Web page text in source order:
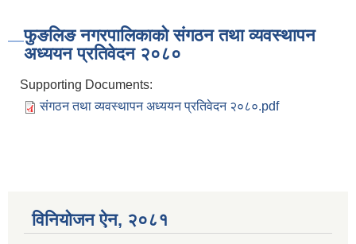
फुङलिङ नगरपालिकाको संगठन तथा व्यवस्थापन
अध्ययन प्रतिवेदन २०८०
Supporting Documents:
संगठन तथा व्यवस्थापन अध्ययन प्रतिवेदन २०८०.pdf
विनियोजन ऐन‚ २०८१